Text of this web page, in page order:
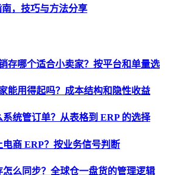
，技巧与方法分享
存哪个适合小卖家？按平台和单量选
能用得起吗？成本结构和隐性收益
统管订单？从表格到 ERP 的选择
商 ERP？按业务信号判断
怎么同步？全球仓一盘货的管理逻辑